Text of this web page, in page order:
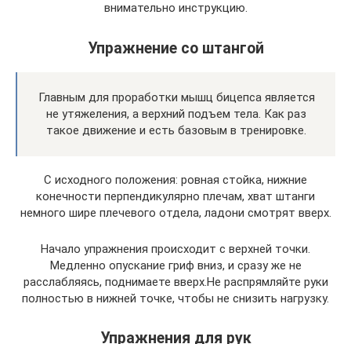
внимательно инструкцию.
Упражнение со штангой
Главным для проработки мышц бицепса является
не утяжеления, а верхний подъем тела. Как раз
такое движение и есть базовым в тренировке.
С исходного положения: ровная стойка, нижние
конечности перпендикулярно плечам, хват штанги
немного шире плечевого отдела, ладони смотрят вверх.
Начало упражнения происходит с верхней точки.
Медленно опускание гриф вниз, и сразу же не
расслабляясь, поднимаете вверх.Не распрямляйте руки
полностью в нижней точке, чтобы не снизить нагрузку.
Упражнения для рук